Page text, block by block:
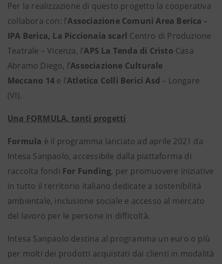
Per la realizzazione di questo progetto la cooperativa
collabora con: l’Associazione Comuni Area Berica -
IPA Berica, La Piccionaia scarl Centro di Produzione
Teatrale – Vicenza, l’APS La Tenda di Cristo Casa
Abramo Diego, l’Associazione Culturale
Meccano 14 e l’Atletica Colli Berici Asd – Longare
(VI).
Una FORMULA, tanti progetti
Formula è il programma lanciato ad aprile 2021 da
Intesa Sanpaolo, accessibile dalla piattaforma di
raccolta fondi For Funding, per promuovere iniziative
in tutto il territorio italiano dedicate a sostenibilità
ambientale, inclusione sociale e accesso al mercato
del lavoro per le persone in difficoltà.
Intesa Sanpaolo destina al programma un euro o più
per molti dei prodotti acquistati dai clienti in modalità